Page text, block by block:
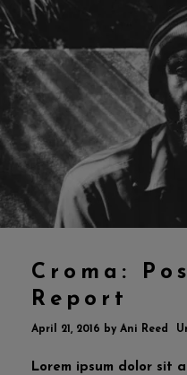
Croma:
Report
April 21, 2016 by Ani Reed
Lorem ipsum dolor sit